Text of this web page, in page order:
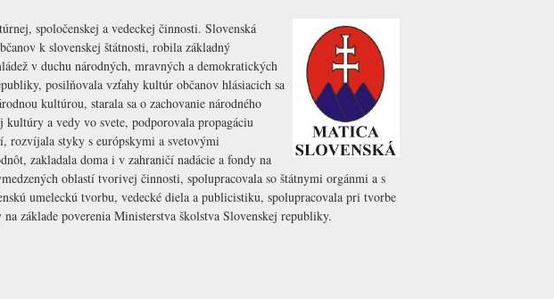
spoločenskej a vedeckej činnosti. Slovenská
k slovenskej štátnosti, robila základný
v duchu národných, mravných a demokratických
posilňovala vzťahy kultúr občanov hlásiacich sa
kultúrou, starala sa o zachovanie národného
a vedy vo svete, podporovala propagáciu
rozvíjala styky s európskymi a svetovými
zakladala doma i v zahraničí nadácie a fondy na
oblastí tvorivej činnosti, spolupracovala so štátnymi orgánmi a s
umeleckú tvorbu, vedecké diela a publicistiku, spolupracovala pri tvorbe
základe poverenia Ministerstva školstva Slovenskej republiky.